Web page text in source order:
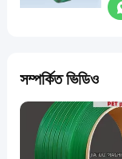
সম্পর্কিত ভিডিও